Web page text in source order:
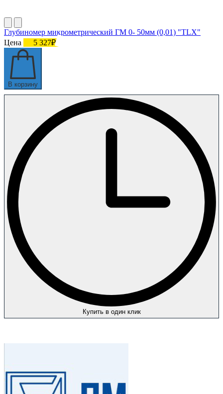
Глубиномер микрометрический ГМ 0- 50мм (0,01) "TLX"
Цена
5 327₽
В корзину
Купить в один клик